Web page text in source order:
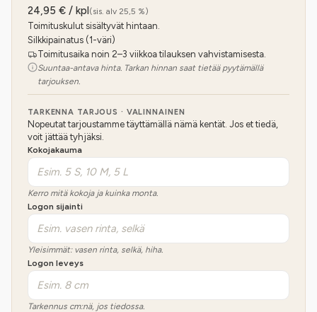
24,95 € / kpl(sis. alv 25,5 %)
Toimituskulut sisältyvät hintaan.
Silkkipainatus (1-väri)
Toimitusaika noin 2–3 viikkoa tilauksen vahvistamisesta.
Suuntaa-antava hinta. Tarkan hinnan saat tietää pyytämällä
tarjouksen.
TARKENNA TARJOUS · VALINNAINEN
Nopeutat tarjoustamme täyttämällä nämä kentät. Jos et tiedä,
voit jättää tyhjäksi.
Kokojakauma
Kerro mitä kokoja ja kuinka monta.
Logon sijainti
Yleisimmät: vasen rinta, selkä, hiha.
Logon leveys
Tarkennus cm:nä, jos tiedossa.